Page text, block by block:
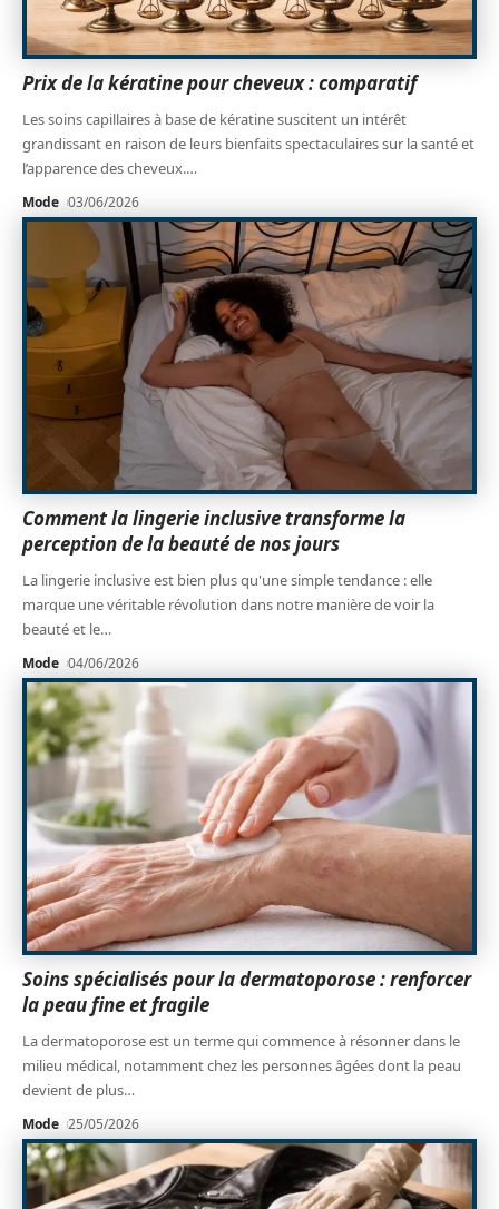
Prix de la kératine pour cheveux : comparatif
Les soins capillaires à base de kératine suscitent un intérêt
grandissant en raison de leurs bienfaits spectaculaires sur la santé et
l’apparence des cheveux.…
Mode 03/06/2026
Comment la lingerie inclusive transforme la
perception de la beauté de nos jours
La lingerie inclusive est bien plus qu'une simple tendance : elle
marque une véritable révolution dans notre manière de voir la
beauté et le…
Mode 04/06/2026
Soins spécialisés pour la dermatoporose : renforcer
la peau fine et fragile
La dermatoporose est un terme qui commence à résonner dans le
milieu médical, notamment chez les personnes âgées dont la peau
devient de plus…
Mode 25/05/2026